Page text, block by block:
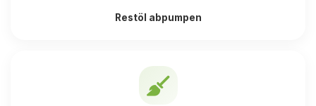
Restöl abpumpen